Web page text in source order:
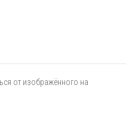
от изображённого на